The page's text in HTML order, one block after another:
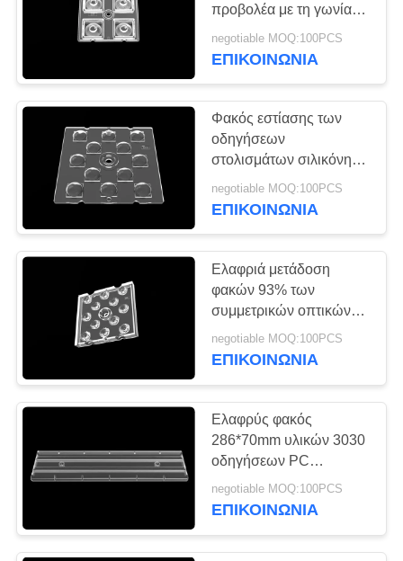
ΥΠΟΘΈΣΕΙΣ
ΖΗΤΉΣΤΕ
ΠΡΟΣΦΟΡΆ
ΧΆΡΤΗΣ
ΙΣΤΌΤΟΠΟΥ
ΠΟΛΙΤΙΚΉ
ΜΥΣΤΙΚΌΤΗΤΑΣ
προβολέα με τη γωνία
ακτίνων 25 βαθμού
negotiable MOQ:100PCS
ΕΠΙΚΟΙΝΩΝΊΑ
Φακός εστίασης των
οδηγήσεων
στολισμάτων σιλικόνης,
12 σε 1 φακό των
ευρειών οδηγήσεων
negotiable MOQ:100PCS
ΕΠΙΚΟΙΝΩΝΊΑ
Ελαφριά μετάδοση
φακών 93% των
συμμετρικών οπτικών
οδηγήσεων για τον έξω
οδηγημένο λαμπτήρα
negotiable MOQ:100PCS
ΕΠΙΚΟΙΝΩΝΊΑ
Ελαφρύς φακός
286*70mm υλικών 3030
οδηγήσεων PC
διάσταση για τον
εσωτερικό φωτισμό
negotiable MOQ:100PCS
ΕΠΙΚΟΙΝΩΝΊΑ